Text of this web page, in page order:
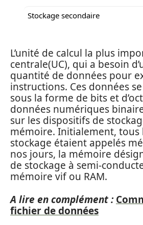
Stockage secondaire
L’unité de calcul la plus
centrale(UC), qui a besoin
quantité de données pour
instructions. Ces données
sous la forme de bits et
données numériques
sur les dispositifs de
mémoire. Initialement, tous
stockage étaient appelés
nos jours, la mémoire
de stockage à semi-
mémoire vif ou RAM.
A lire en complément :
fichier de données